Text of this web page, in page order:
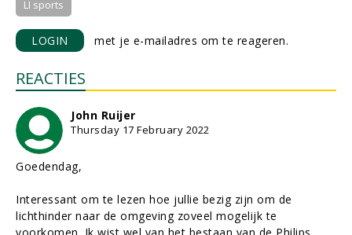
LI sports
LOGIN met je e-mailadres om te reageren.
REACTIES
John Ruijer
Thursday 17 February 2022
Goedendag,
Interessant om te lezen hoe jullie bezig zijn om de
lichthinder naar de omgeving zoveel mogelijk te